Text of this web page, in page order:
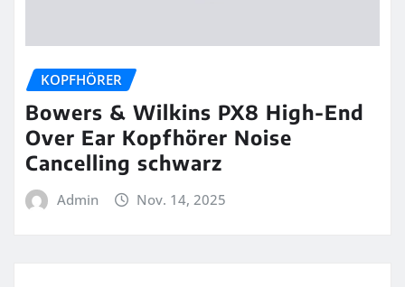
KOPFHÖRER
Bowers & Wilkins PX8 High-End
Over Ear Kopfhörer Noise
Cancelling schwarz
Admin Nov. 14, 2025